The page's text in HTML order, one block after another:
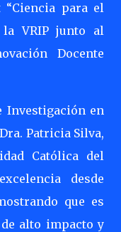
“Ciencia para el
la VRIP junto al
Docente
Investigación en
Patricia Silva,
Católica del
desde
que es
alto impacto y